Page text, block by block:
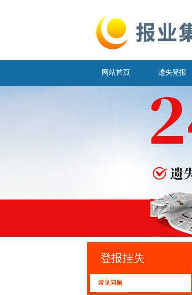
网站首页 遗失登报
登报挂失
常见问题